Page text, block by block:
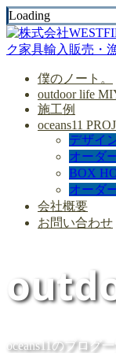
Loading
僕のノート。
outdoor life
施工例
oceans11
デザイ
オーダ
BOX
オーダ
会社概要
お問い合わせ
oceans11のブログ一